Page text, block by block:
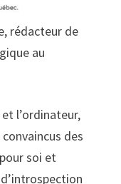
rédacteur de
au
l’ordinateur,
des
soi et